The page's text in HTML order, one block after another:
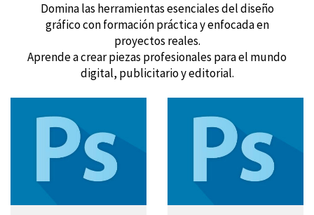
Domina las herramientas esenciales del diseño
gráfico con formación práctica y enfocada en
proyectos reales.
Aprende a crear piezas profesionales para el mundo
digital, publicitario y editorial.